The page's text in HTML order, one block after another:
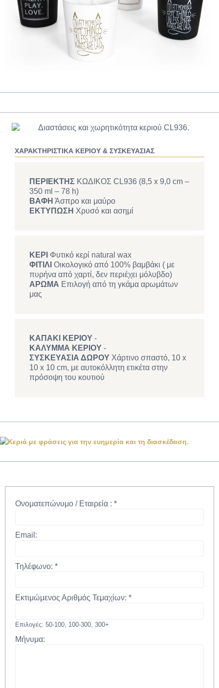
ΧΑΡΑΚΤΗΡΙΣΤΙΚΑ ΚΕΡΙΟΥ & ΣΥΣΚΕΥΑΣΙΑΣ
ΠΕΡΙΕΚΤΗΣ ΚΩΔΙΚΟΣ CL936 (8,5 x 9,0 cm –
350 ml – 78 h)
ΒΑΦΗ Άσπρο και μαύρο
ΕΚΤΥΠΩΣΗ Χρυσό και ασημί
ΚΕΡΙ Φυτικό κερί natural wax
ΦΙΤΙΛΙ Οικολογικό από 100% βαμβάκι ( με
πυρήνα από χαρτί, δεν περιέχει μόλυβδο)
ΑΡΩΜΑ Επιλογή από τη γκάμα αρωμάτων
μας
ΚΑΠΑΚΙ ΚΕΡΙΟΥ -
ΚΑΛΥΜΜΑ ΚΕΡΙΟΥ -
ΣΥΣΚΕΥΑΣΙΑ ΔΩΡΟΥ Χάρτινο σπαστό, 10 x
10 x 10 cm, με αυτοκόλλητη ετικέτα στην
πρόσοψη του κουτιού
Ονοματεπώνυμο / Εταιρεία : *
Email:
Τηλέφωνο: *
Εκτιμώμενος Αριθμός Τεμαχίων: *
Επιλογές: 50-100, 100-300, 300+
Μήνυμα: